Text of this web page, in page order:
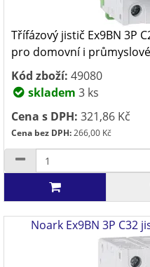
Třífázový jistič Ex9BN 3P
pro domovní i
Kód zboží: 49080
skladem 3 ks
Cena s DPH: 321,86 Kč
Cena bez DPH:266,00 Kč
Noark Ex9BN 3P C32